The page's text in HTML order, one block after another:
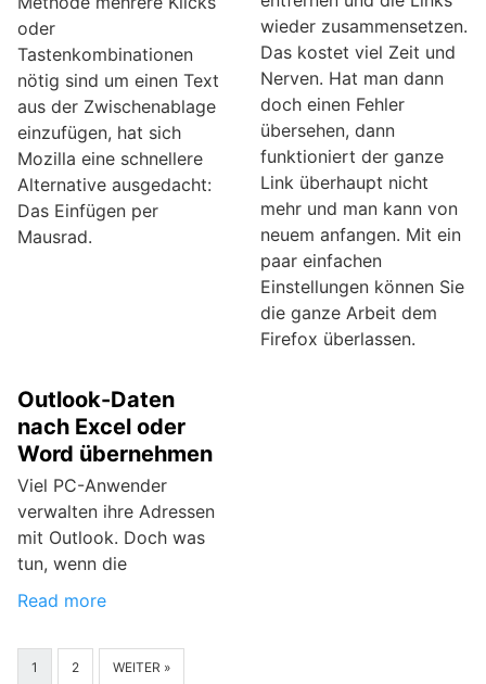
oder
Tastenkombinationen
nötig sind um einen Text
aus der Zwischenablage
einzufügen, hat sich
Mozilla eine schnellere
Alternative ausgedacht:
Das Einfügen per
Mausrad.
wieder zusammensetzen.
Das kostet viel Zeit und
Nerven. Hat man dann
doch einen Fehler
übersehen, dann
funktioniert der ganze
Link überhaupt nicht
mehr und man kann von
neuem anfangen. Mit ein
paar einfachen
Einstellungen können Sie
die ganze Arbeit dem
Firefox überlassen.
Outlook-Daten
nach Excel oder
Word übernehmen
Viel PC-Anwender
verwalten ihre Adressen
mit Outlook. Doch was
tun, wenn die
Read more
1 2 WEITER »